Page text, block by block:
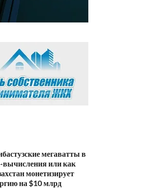
мегаватты в
или как
монетизирует
на $10 млрд